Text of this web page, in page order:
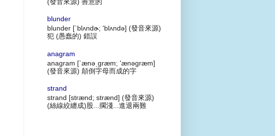
blunder
blunder [`blʌndɚ; 'blʌndə] (發音來源)
犯 (愚蠢的) 錯誤
anagram
anagram [`ænəˌgræm; 'ænəgræm]
(發音來源) 顛倒字母而成的字
strand
strand [strænd; strænd] (發音來源)
(絲線絞纏成)股...擱淺...進退兩難